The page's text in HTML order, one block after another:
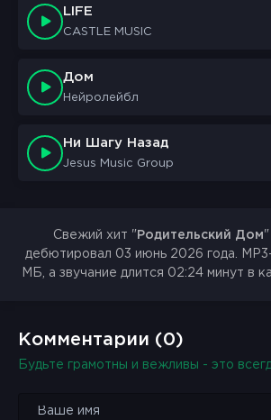
LIFE
CASTLE MUSIC
Дом
Нейролейбл
Ни Шагу Назад
Jesus Music Group
Свежий хит " Родительский Дом"
дебютировал 03 июнь 2026 года.
МБ, а звучание длится 02:24 минут в
Комментарии (0)
Будьте грамотны и вежливы - это